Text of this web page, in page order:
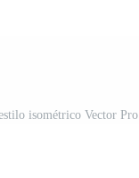
isométrico Vector Pro